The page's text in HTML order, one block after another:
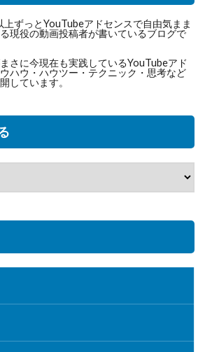
ずっとYouTubeアドセンスで自由気まま
現役の動画投稿者が書いているブログで
さに今現在も実践しているYouTubeアド
ハウ・ハウツー・テクニック・思考など
しています。